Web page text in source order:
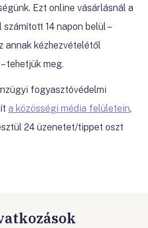
Ezt online vásárlásnál a
14 napon belül –
annak kézhezvételétől
tehetjük meg.
fogyasztóvédelmi
a közösségi média felületein,
24 üzenetet/tippet oszt